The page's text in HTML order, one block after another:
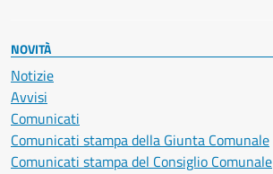
NOVITÀ
Notizie
Avvisi
Comunicati
Comunicati stampa della Giunta Comunale
Comunicati stampa del Consiglio Comunale